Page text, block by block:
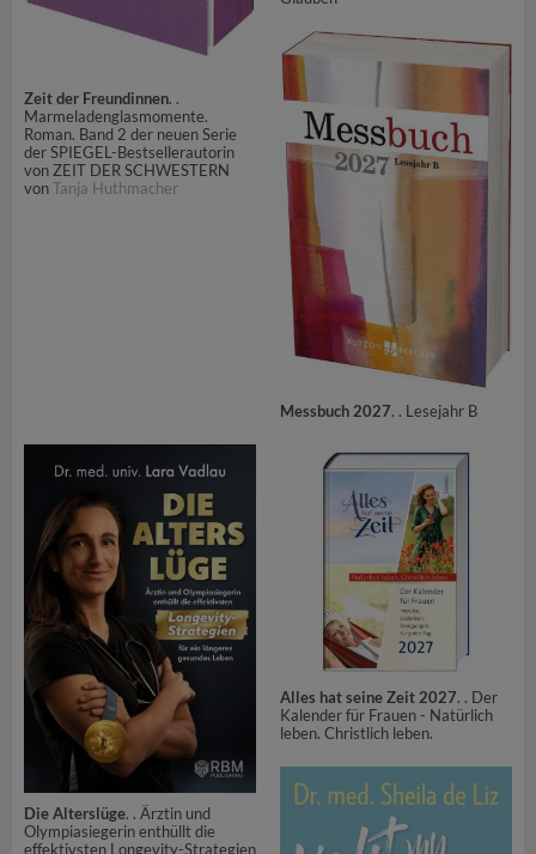
Zeit der Freundinnen. .
Marmeladenglasmomente.
Roman. Band 2 der neuen Serie
der SPIEGEL-Bestsellerautorin
von ZEIT DER SCHWESTERN
vonTanja Huthmacher
Messbuch 2027. . Lesejahr B
Die Alterslüge. . Ärztin und
Olympiasiegerin enthüllt die
effektivsten Longevity-Strategien
Alles hat seine Zeit 2027. . Der
Kalender für Frauen - Natürlich
leben. Christlich leben.